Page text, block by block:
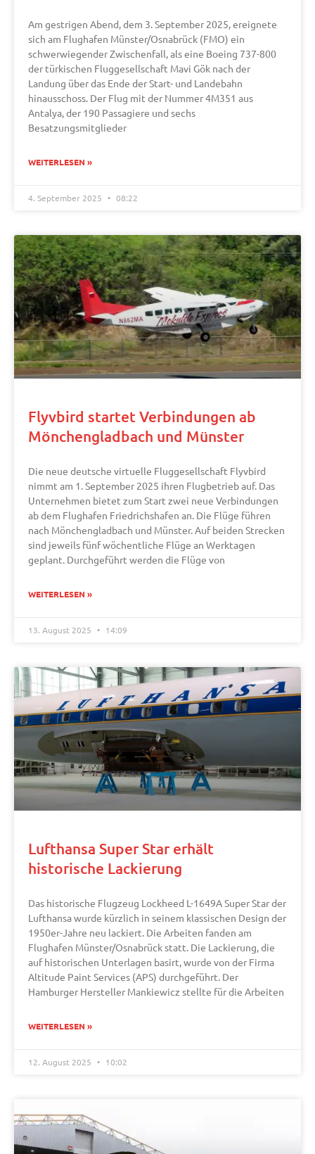
Am gestrigen Abend, dem 3. September 2025, ereignete
sich am Flughafen Münster/Osnabrück (FMO) ein
schwerwiegender Zwischenfall, als eine Boeing 737-800
der türkischen Fluggesellschaft Mavi Gök nach der
Landung über das Ende der Start- und Landebahn
hinausschoss. Der Flug mit der Nummer 4M351 aus
Antalya, der 190 Passagiere und sechs
Besatzungsmitglieder
WEITERLESEN »
4. September 2025 08:22
Flyvbird startet Verbindungen ab
Mönchengladbach und Münster
Die neue deutsche virtuelle Fluggesellschaft Flyvbird
nimmt am 1. September 2025 ihren Flugbetrieb auf. Das
Unternehmen bietet zum Start zwei neue Verbindungen
ab dem Flughafen Friedrichshafen an. Die Flüge führen
nach Mönchengladbach und Münster. Auf beiden Strecken
sind jeweils fünf wöchentliche Flüge an Werktagen
geplant. Durchgeführt werden die Flüge von
WEITERLESEN »
13. August 2025 14:09
Lufthansa Super Star erhält
historische Lackierung
Das historische Flugzeug Lockheed L-1649A Super Star der
Lufthansa wurde kürzlich in seinem klassischen Design der
1950er-Jahre neu lackiert. Die Arbeiten fanden am
Flughafen Münster/Osnabrück statt. Die Lackierung, die
auf historischen Unterlagen basirt, wurde von der Firma
Altitude Paint Services (APS) durchgeführt. Der
Hamburger Hersteller Mankiewicz stellte für die Arbeiten
WEITERLESEN »
12. August 2025 10:02